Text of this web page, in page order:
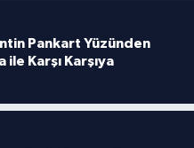
Pankart Yüzünden
ile Karşı Karşıya